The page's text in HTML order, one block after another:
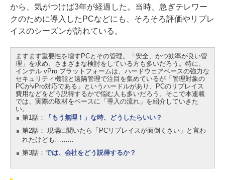
から、気がつけば3年が経過した。当時、急ぎテレワー
クのために導入したPCなどにも、そろそろ評価やリプレ
イスのシーズンが訪れている。
ますます重要性を増すPCとその管理。「安全、かつ効率が良い管
理」を求め、さまざまな検討をしている方も多いだろう。特に、
インテル vPro プラットフォームは、ハードウェアベースの強力な
セキュリティ機能と遠隔管理で注目を集めているが「管理対象の
PCがvPro対応である」というハードルがあり、PCのリプレイス
費用などをどう説得するかで悩む人も多いだろう。そこで本連載
では、実際の取材をベースに「導入の流れ」を紹介していきた
い。
第1話：
「もう無理！」な時、どうしたらいい？
第2話： 現場に聞いたら「PCリプレイスが面倒くさい」と言わ
れたけども………
第3話： では、会社をどう説得するか？